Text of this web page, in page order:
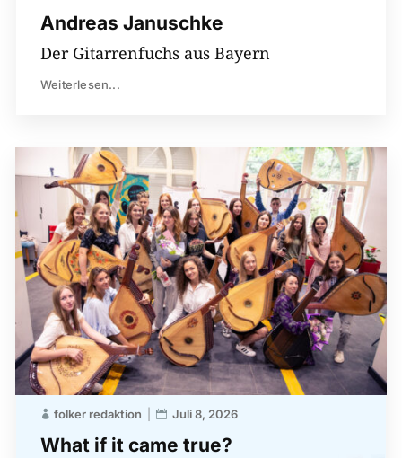
Andreas Januschke
Der Gitarrenfuchs aus Bayern
Weiterlesen...
What if it came true?
folker redaktion Juli 8, 2026